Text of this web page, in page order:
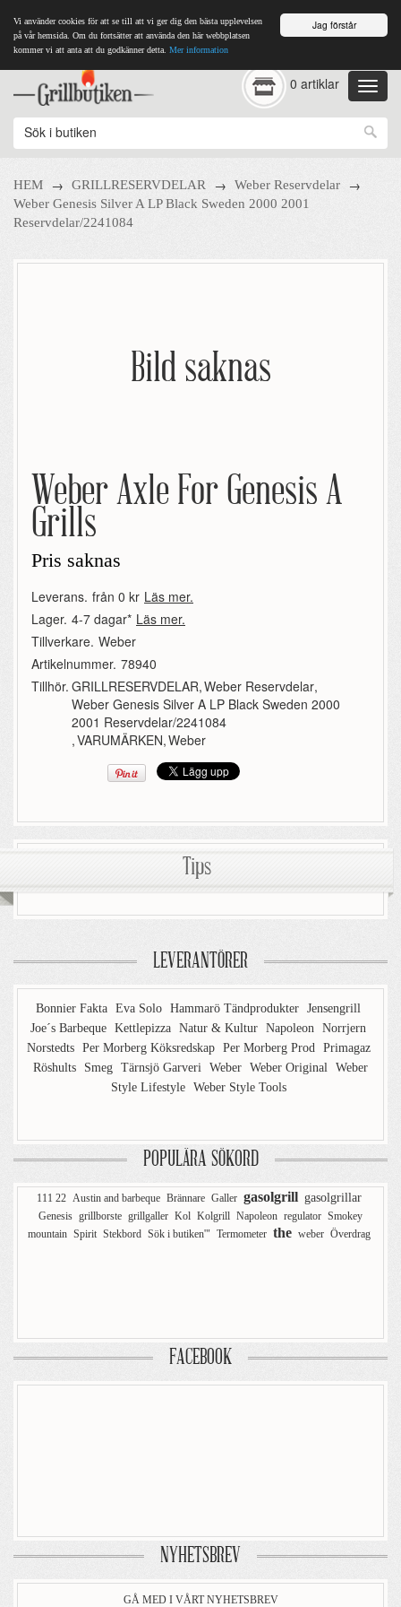
Jag förstår
Vi använder cookies för att se till att vi ger dig den bästa upplevelsen
på vår hemsida. Om du fortsätter att använda den här webbplatsen
kommer vi att anta att du godkänner detta. Mer information
0 artiklar
HEM → GRILLRESERVDELAR → Weber Reservdelar →
Weber Genesis Silver A LP Black Sweden 2000 2001
Reservdelar/2241084
Bild saknas
Weber Axle For Genesis A
Grills
Pris saknas
Leverans. från 0 kr Läs mer.
Lager. 4-7 dagar* Läs mer.
Tillverkare. Weber
Artikelnummer. 78940
Tillhör. GRILLRESERVDELAR,Weber Reservdelar,
Weber Genesis Silver A LP Black Sweden 2000
2001 Reservdelar/2241084
,VARUMÄRKEN,Weber
Tips
LEVERANTÖRER
Bonnier Fakta Eva Solo Hammarö Tändprodukter Jensengrill
Joe´s Barbeque Kettlepizza Natur & Kultur Napoleon Norrjern
Norstedts Per Morberg Köksredskap Per Morberg Prod Primagaz
Röshults
Smeg Tärnsjö Garveri Weber Weber Original Weber
Style Lifestyle Weber Style Tools
POPULÄRA SÖKORD
111 22 Austin and barbeque Brännare Galler gasolgrill gasolgrillar
Genesis grillborste grillgaller Kol Kolgrill Napoleon regulator Smokey
mountain Spirit Stekbord Sök i butiken'" Termometer the weber Överdrag
FACEBOOK
NYHETSBREV
GÅ MED I VÅRT NYHETSBREV